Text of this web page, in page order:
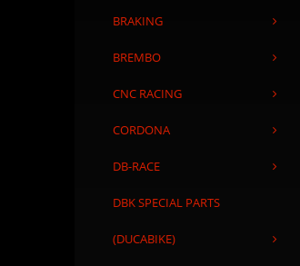
BRAKING
BREMBO
CNC RACING
CORDONA
DB-RACE
DBK SPECIAL PARTS
(DUCABIKE)